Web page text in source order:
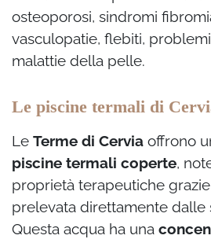
osteoporosi, sindromi
vasculopatie, flebiti,
malattie della pelle.
Le piscine termali di
Le Terme di Cervia offrono
piscine termali coperte,
proprietà terapeutiche grazie
prelevata direttamente dalle
Questa acqua ha una